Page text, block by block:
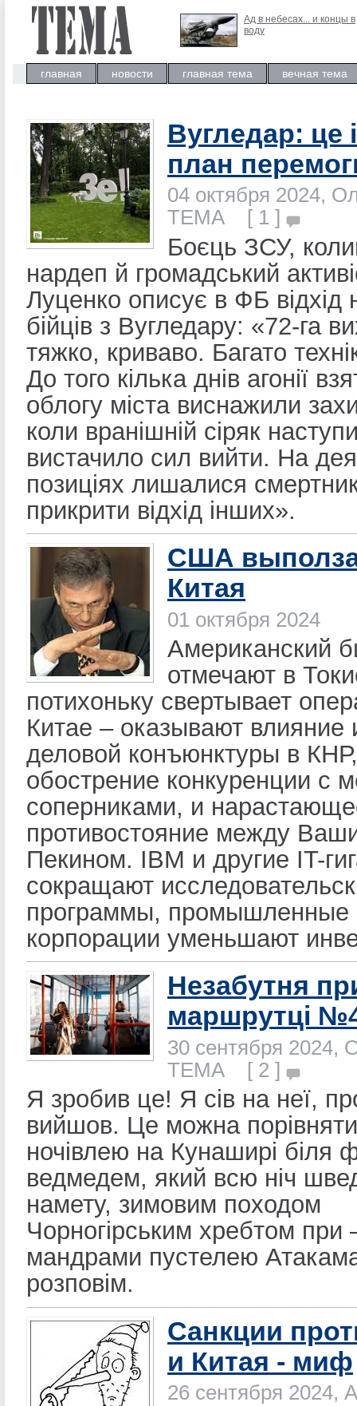
Ад в небесах... и концы в
воду
главная новости главная тема вечная тема
Вугледар: це
план
04 октября 2024,
ТЕМА [ 1 ]
Боєць ЗСУ,
нардеп й громадський
Луценко описує в ФБ відхід
бійців з Вугледару: «72-га
тяжко, криваво. Багато
До того кілька днів агонії
облогу міста виснажили
коли вранішній сіряк
вистачило сил вийти. На
позиціях лишалися
прикрити відхід інших».
США
Китая
01 октября 2024
Американский
отмечают в
потихоньку свертывает
Китае – оказывают влияние
деловой конъюнктуры в
обострение конкуренции с
соперниками, и
противостояние между
Пекином. IBM и другие IT-
сокращают
программы, промышленные
корпорации уменьшают
Незабутня
маршрутці
30 сентября 2024,
ТЕМА [ 2 ]
Я зробив це! Я сів на неї,
вийшов. Це можна порівняти
ночівлею на Кунаширі біля
ведмедем, який всю ніч
намету, зимовим походом
Чорногірським хребтом при
мандрами пустелею
розповім.
Санкции
и Китая - миф
26 сентября 2024,